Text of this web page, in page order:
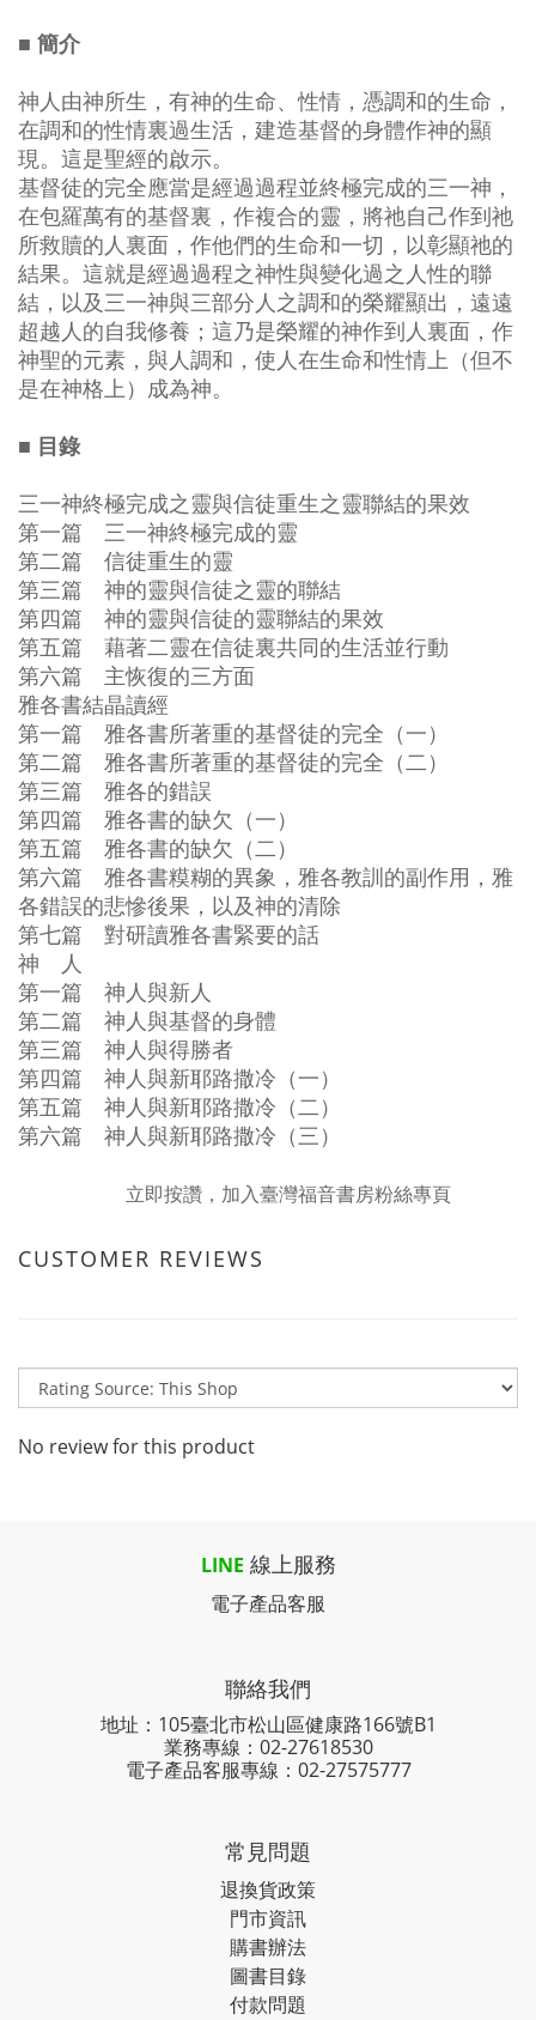
■ 簡介
神人由神所生，有神的生命、性情，憑調和的生命，
在調和的性情裏過生活，建造基督的身體作神的顯
現。這是聖經的啟示。
基督徒的完全應當是經過過程並終極完成的三一神，
在包羅萬有的基督裏，作複合的靈，將祂自己作到祂
所救贖的人裏面，作他們的生命和一切，以彰顯祂的
結果。這就是經過過程之神性與變化過之人性的聯
結，以及三一神與三部分人之調和的榮耀顯出，遠遠
超越人的自我修養；這乃是榮耀的神作到人裏面，作
神聖的元素，與人調和，使人在生命和性情上（但不
是在神格上）成為神。
■ 目錄
三一神終極完成之靈與信徒重生之靈聯結的果效
第一篇 三一神終極完成的靈
第二篇 信徒重生的靈
第三篇 神的靈與信徒之靈的聯結
第四篇 神的靈與信徒的靈聯結的果效
第五篇 藉著二靈在信徒裏共同的生活並行動
第六篇 主恢復的三方面
雅各書結晶讀經
第一篇 雅各書所著重的基督徒的完全（一）
第二篇 雅各書所著重的基督徒的完全（二）
第三篇 雅各的錯誤
第四篇 雅各書的缺欠（一）
第五篇 雅各書的缺欠（二）
第六篇 雅各書糢糊的異象，雅各教訓的副作用，雅
各錯誤的悲慘後果，以及神的清除
第七篇 對研讀雅各書緊要的話
神 人
第一篇 神人與新人
第二篇 神人與基督的身體
第三篇 神人與得勝者
第四篇 神人與新耶路撒冷（一）
第五篇 神人與新耶路撒冷（二）
第六篇 神人與新耶路撒冷（三）
立即按讚，加入臺灣福音書房粉絲專頁
CUSTOMER REVIEWS
No review for this product
LINE 線上服務
電子產品客服
聯絡我們
地址：105臺北市松山區健康路166號B1
業務專線： 02-27618530
電子產品客服專線：02-27575777
常見問題
退換貨政策
門市資訊
購書辦法
圖書目錄
付款問題